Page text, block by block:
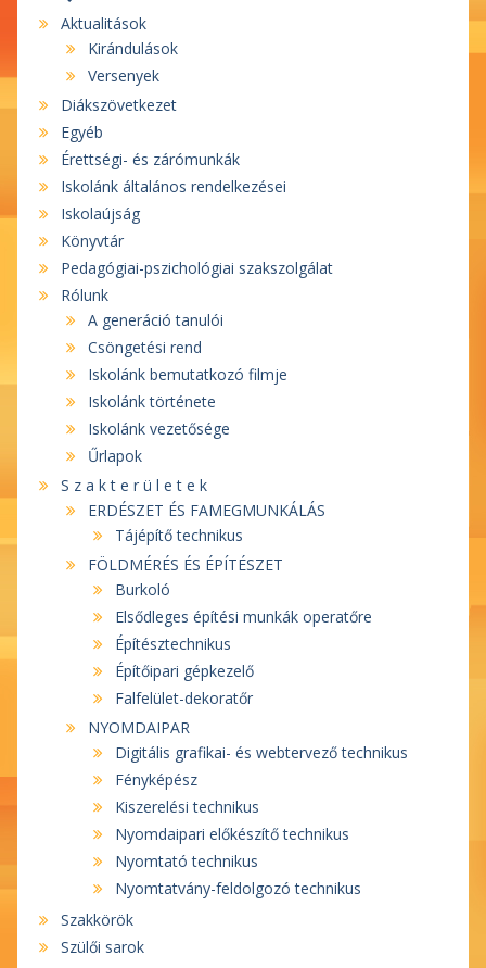
Aktualitások
Kirándulások
Versenyek
Diákszövetkezet
Egyéb
Érettségi- és zárómunkák
Iskolánk általános rendelkezései
Iskolaújság
Könyvtár
Pedagógiai-pszichológiai szakszolgálat
Rólunk
A generáció tanulói
Csöngetési rend
Iskolánk bemutatkozó filmje
Iskolánk története
Iskolánk vezetősége
Űrlapok
S z a k t e r ü l e t e k
ERDÉSZET ÉS FAMEGMUNKÁLÁS
Tájépítő technikus
FÖLDMÉRÉS ÉS ÉPÍTÉSZET
Burkoló
Elsődleges építési munkák operatőre
Építésztechnikus
Építőipari gépkezelő
Falfelület-dekoratőr
NYOMDAIPAR
Digitális grafikai- és webtervező technikus
Fényképész
Kiszerelési technikus
Nyomdaipari előkészítő technikus
Nyomtató technikus
Nyomtatvány-feldolgozó technikus
Szakkörök
Szülői sarok